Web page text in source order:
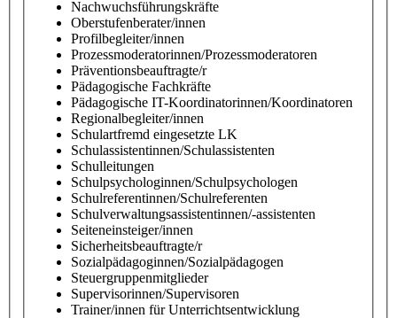
Nachwuchsführungskräfte
Oberstufenberater/innen
Profilbegleiter/innen
Prozessmoderatorinnen/Prozessmoderatoren
Präventionsbeauftragte/r
Pädagogische Fachkräfte
Pädagogische IT-Koordinatorinnen/Koordinatoren
Regionalbegleiter/innen
Schulartfremd eingesetzte LK
Schulassistentinnen/Schulassistenten
Schulleitungen
Schulpsychologinnen/Schulpsychologen
Schulreferentinnen/Schulreferenten
Schulverwaltungsassistentinnen/-assistenten
Seiteneinsteiger/innen
Sicherheitsbeauftragte/r
Sozialpädagoginnen/Sozialpädagogen
Steuergruppenmitglieder
Supervisorinnen/Supervisoren
Trainer/innen für Unterrichtsentwicklung